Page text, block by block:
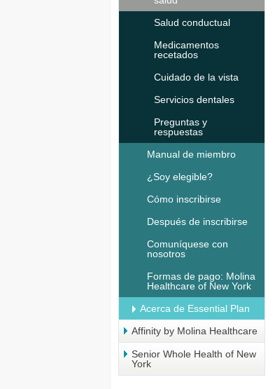
Salud conductual
Medicamentos
recetados
Cuidado de la vista
Servicios dentales
Preguntas y
respuestas
Manual de miembro
¿Soy elegible?
Cómo inscribirse
Después de inscribirse
Comuníquese con
nosotros
Formas de pago: Molina
Healthcare of New York
Acerca de Essential Plan
Affinity by Molina Healthcare
Senior Whole Health of New
York